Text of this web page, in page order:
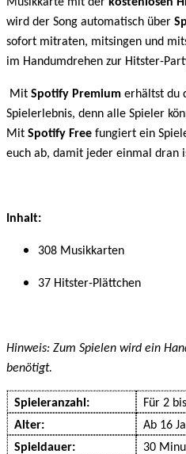
Musikkarte mit der kostenlosen
wird der Song automatisch über
sofort mitraten, mitsingen und
im Handumdrehen zur Hitster-
Mit Spotify Premium erhältst du
Spielerlebnis, denn alle Spieler
Mit Spotify Free fungiert ein
euch ab, damit jeder einmal dran
Inhalt:
308 Musikkarten
37 Hitster-Plättchen
Hinweis: Zum Spielen wird ein
benötigt.
Spieleranzahl:
Für 2
Alter:
Ab 16
Spieldauer:
30